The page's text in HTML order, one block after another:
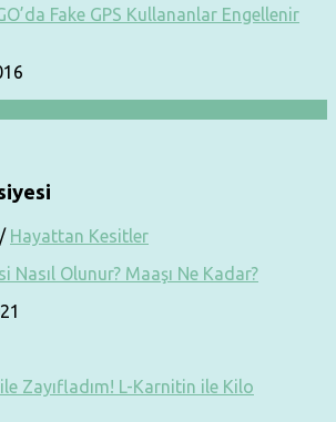
Fake GPS Kullananlar Engellenir
/ Hayattan Kesitler
Nasıl Olunur? Maaşı Ne Kadar?
ile Zayıfladım! L-Karnitin ile Kilo